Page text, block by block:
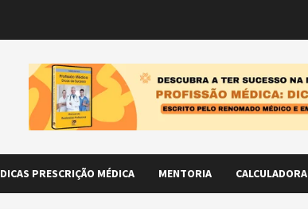
DICAS PRESCRIÇÃO MÉDICA MENTORIA CALCULADORA